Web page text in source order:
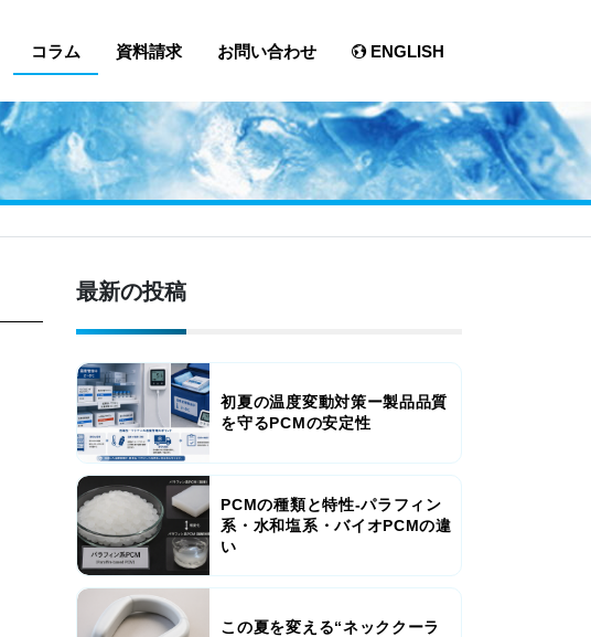
コラム 資料請求 お問い合わせ ENGLISH
最新の投稿
初夏の温度変動対策ー製品品質
を守るPCMの安定性
PCMの種類と特性-パラフィン
系・水和塩系・バイオPCMの違
い
この夏を変える“ネッククーラ